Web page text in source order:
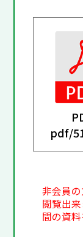
pdf/
非会員
閲覧出
間の資料